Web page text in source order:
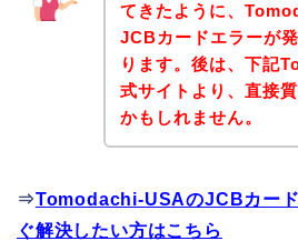
てきたように、
JCBカードエラーが
ります。後は、下記
式サイトより、直接
かもしれません。
⇒Tomodachi-USAのJCBカー
ぐ解決したい方はこちら